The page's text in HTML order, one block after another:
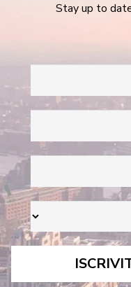
Stay up to